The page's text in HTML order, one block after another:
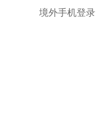
境外手机登录